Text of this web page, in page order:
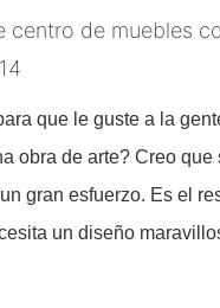
que le guste a la
obra de arte? Creo
gran esfuerzo. Es el
un diseño